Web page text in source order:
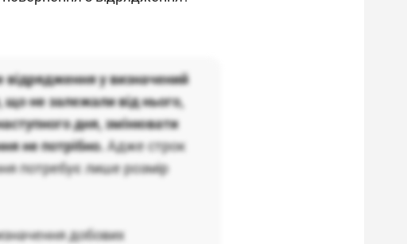
відрядження у визначений
що не залежали від нього,
дня, змінювати
не потрібно.Адже строк
потребує лише розмір
добових